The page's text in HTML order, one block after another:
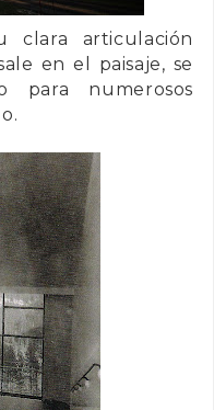
clara articulación
en el paisaje, se
para numerosos